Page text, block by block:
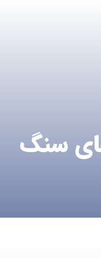
سنگ